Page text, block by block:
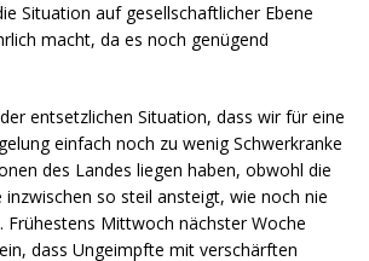
Situation auf gesellschaftlicher Ebene
macht, da es noch genügend
entsetzlichen Situation, dass wir für eine
einfach noch zu wenig Schwerkranke
des Landes liegen haben, obwohl die
so steil ansteigt, wie noch nie
Frühestens Mittwoch nächster Woche
dass Ungeimpfte mit verschärften